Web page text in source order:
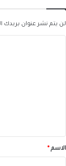
لن يتم نشر عنوان بريدك
*الاسم *